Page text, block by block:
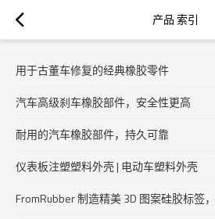
产品 索引
用于古董车修复的经典橡胶零件
汽车高级刹车橡胶部件，安全性更高
耐用的汽车橡胶部件，持久可靠
仪表板注塑塑料外壳 | 电动车塑料外壳
FromRubber 制造精美 3D 图案硅胶标签